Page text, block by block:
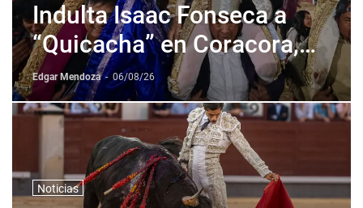
Indulta Isaac Fonseca a
“Quicacha” en Coracora,
Perú
Edgar Mendoza - 06/08/26
Noticias